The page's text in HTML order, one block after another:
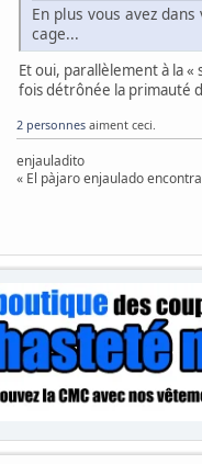
En plus vous avez
cage...
Et oui, parallèlement à la
fois détrônée la primauté
2 personnes aiment ceci.
enjauladito
« El pàjaro enjaulado